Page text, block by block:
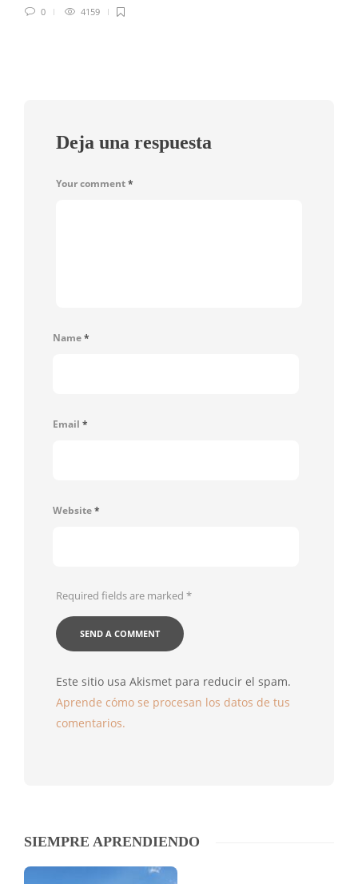
0 4159
Deja una respuesta
Your comment*
Name*
Email *
Website*
Required fields are marked *
Este sitio usa Akismet para reducir el spam.
Aprende cómo se procesan los datos de tus
comentarios.
SIEMPRE APRENDIENDO